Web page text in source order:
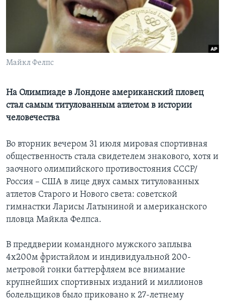
Learning English
СОЦИАЛЬНЫЕ СЕТИ
Языки
Майкл Фелпс
На Олимпиаде в Лондоне американский пловец
стал самым титулованным атлетом в истории
человечества
Во вторник вечером 31 июля мировая спортивная
общественность стала свидетелем знакового, хотя и
заочного олимпийского противостояния СССР/
Россия – США в лице двух самых титулованных
атлетов Старого и Нового света: советской
гимнастки Ларисы Латыниной и американского
пловца Майкла Фелпса.
В преддверии командного мужского заплыва
4х200м фристайлом и индивидуальной 200-
метровой гонки баттерфляем все внимание
крупнейших спортивных изданий и миллионов
болельщиков было приковано к 27-летнему